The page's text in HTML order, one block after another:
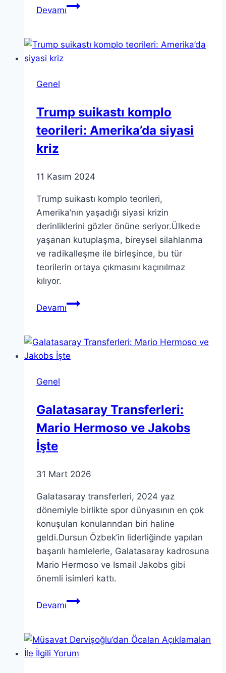
DevamıÇocuk
ve
Genel
Trump suikastı komplo
teorileri: Amerika’da siyasi
kriz
11 Kasım 2024
Trump suikastı komplo teorileri,
Amerika’nın yaşadığı siyasi krizin
derinliklerini gözler önüne seriyor.Ülkede
yaşanan kutuplaşma, bireysel silahlanma
ve radikalleşme ile birleşince, bu tür
teorilerin ortaya çıkmasını kaçınılmaz
kılıyor.
DevamıTrump
teorileri:
Amerika’da
Genel
Galatasaray Transferleri:
Mario Hermoso ve Jakobs
İşte
31 Mart 2026
Galatasaray transferleri, 2024 yaz
dönemiyle birlikte spor dünyasının en çok
konuşulan konularından biri haline
geldi.Dursun Özbek’in liderliğinde yapılan
başarılı hamlelerle, Galatasaray kadrosuna
Mario Hermoso ve Ismail Jakobs gibi
önemli isimleri kattı.
DevamıGalatasaray
Hermoso
ve